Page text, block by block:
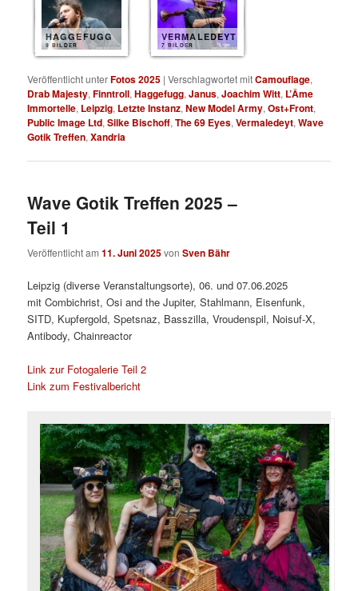
HAGGEFUGG
9 BILDER
VERMALEDEYT
7 BILDER
Veröffentlicht unterFotos 2025 |Verschlagwortet mitCamouflage,
Drab Majesty,Finntroll,Haggefugg,Janus,Joachim Witt, L’Âme
Immortelle, Leipzig, Letzte Instanz,New Model Army,Ost+Front,
Public Image Ltd,Silke Bischoff,The 69 Eyes,Vermaledeyt,Wave
Gotik Treffen,Xandria
Wave Gotik Treffen 2025 –
Teil 1
Veröffentlicht am11. Juni 2025vonSven Bähr
Leipzig (diverse Veranstaltungsorte), 06. und 07.06.2025
mit Combichrist, Osi and the Jupiter, Stahlmann, Eisenfunk,
SITD, Kupfergold, Spetsnaz, Basszilla, Vroudenspil, Noisuf-X,
Antibody, Chainreactor
Link zur Fotogalerie Teil 2
Link zum Festivalbericht